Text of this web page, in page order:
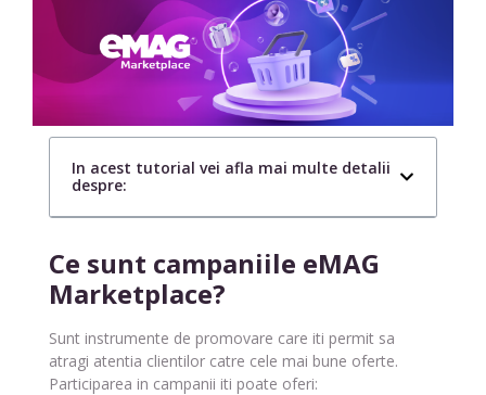
In acest tutorial vei afla mai multe detalii
despre:
Ce sunt campaniile eMAG
Marketplace?
Sunt instrumente de promovare care iti permit sa
atragi atentia clientilor catre cele mai bune oferte.
Participarea in campanii iti poate oferi: